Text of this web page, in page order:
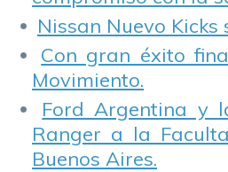
Nissan Nuevo
Con gran éxito
Movimiento.
Ford Argentina y
Ranger a la
Buenos Aires.